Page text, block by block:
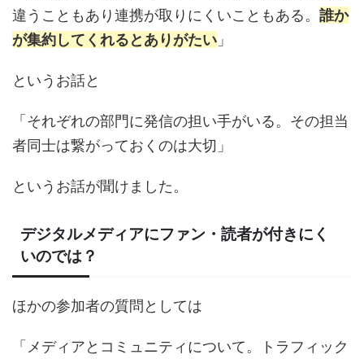
違うこともあり連携が取りにくいこともある。 誰か
が集約してくれるとありがたい 」
というお話と
「それぞれの部門に発信の担い手がいる。その担当
者同士は繋がっておくのは大切」
というお話が聞けました。
デジタルメディアにファン・読者が付きにく
いのでは？
ほかの参加者の質問としては
「メディアとコミュニティについて。トラフィック